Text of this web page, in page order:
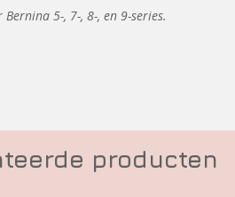
Bernina 5-, 7-, 8-, en 9-series.
producten